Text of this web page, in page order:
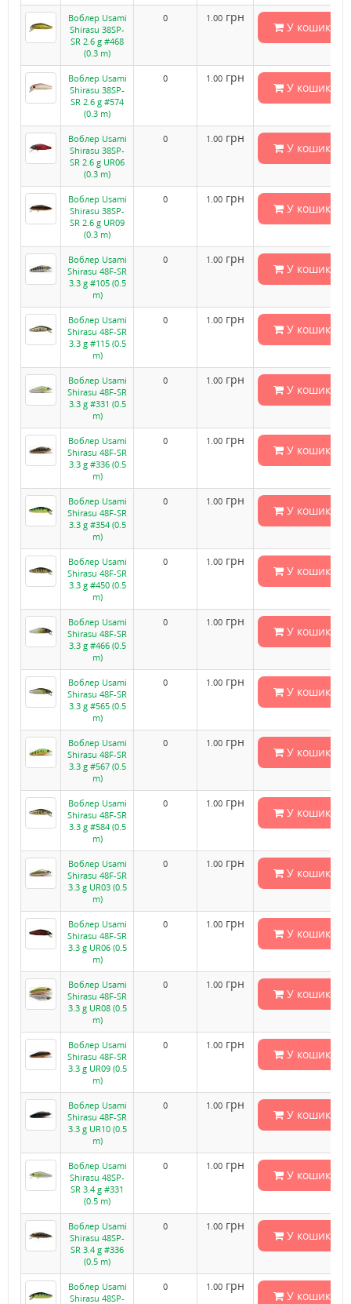
Воблер Usami
Shirasu 38SP-
SR 2.6 g #468
(0.3 m)
0 1.00 грн
У кошик
Воблер Usami
Shirasu 38SP-
SR 2.6 g #574
(0.3 m)
0 1.00 грн
У кошик
Воблер Usami
Shirasu 38SP-
SR 2.6 g UR06
(0.3 m)
0 1.00 грн
У кошик
Воблер Usami
Shirasu 38SP-
SR 2.6 g UR09
(0.3 m)
0 1.00 грн
У кошик
Воблер Usami
Shirasu 48F-SR
3.3 g #105 (0.5
m)
0 1.00 грн
У кошик
Воблер Usami
Shirasu 48F-SR
3.3 g #115 (0.5
m)
0 1.00 грн
У кошик
Воблер Usami
Shirasu 48F-SR
3.3 g #331 (0.5
m)
0 1.00 грн
У кошик
Воблер Usami
Shirasu 48F-SR
3.3 g #336 (0.5
m)
0 1.00 грн
У кошик
Воблер Usami
Shirasu 48F-SR
3.3 g #354 (0.5
m)
0 1.00 грн
У кошик
Воблер Usami
Shirasu 48F-SR
3.3 g #450 (0.5
m)
0 1.00 грн
У кошик
Воблер Usami
Shirasu 48F-SR
3.3 g #466 (0.5
m)
0 1.00 грн
У кошик
Воблер Usami
Shirasu 48F-SR
3.3 g #565 (0.5
m)
0 1.00 грн
У кошик
Воблер Usami
Shirasu 48F-SR
3.3 g #567 (0.5
m)
0 1.00 грн
У кошик
Воблер Usami
Shirasu 48F-SR
3.3 g #584 (0.5
m)
0 1.00 грн
У кошик
Воблер Usami
Shirasu 48F-SR
3.3 g UR03 (0.5
m)
0 1.00 грн
У кошик
Воблер Usami
Shirasu 48F-SR
3.3 g UR06 (0.5
m)
0 1.00 грн
У кошик
Воблер Usami
Shirasu 48F-SR
3.3 g UR08 (0.5
m)
0 1.00 грн
У кошик
Воблер Usami
Shirasu 48F-SR
3.3 g UR09 (0.5
m)
0 1.00 грн
У кошик
Воблер Usami
Shirasu 48F-SR
3.3 g UR10 (0.5
m)
0 1.00 грн
У кошик
Воблер Usami
Shirasu 48SP-
SR 3.4 g #331
(0.5 m)
0 1.00 грн
У кошик
Воблер Usami
Shirasu 48SP-
SR 3.4 g #336
(0.5 m)
0 1.00 грн
У кошик
Воблер Usami
Shirasu 48SP-
0 1.00 грн
У кошик